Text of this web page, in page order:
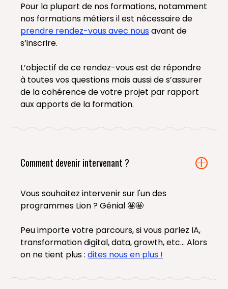
Pour la plupart de nos formations, notamment
nos formations métiers il est nécessaire de
prendre rendez-vous avec nousavant de
s’inscrire.
L’objectif de ce rendez-vous est de répondre
à toutes vos questions mais aussi de s’assurer
de la cohérence de votre projet par rapport
aux apports de la formation.
Comment devenir intervenant ?
Vous souhaitez intervenir sur l'un des
programmes Lion ? Génial 🤩🤩
Peu importe votre parcours, si vous parlez IA,
transformation digital, data, growth, etc... Alors
on ne tient plus : dites nous en plus !